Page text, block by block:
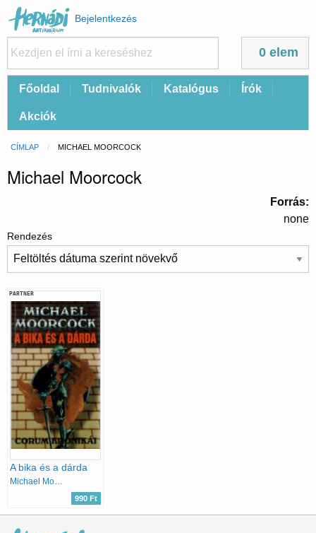
Felhasználói
fiók
menüje
Bejelentkezés
0 elem
FőFőoldal Tudnivalók Katalógus Írók
Akciók
Morzsa
CÍMLAP CURRENT:
MICHAEL MOORCOCK
Michael Moorcock
Forrás
none
Rendezés
PARTNER
A bika és a dárda
990 Ft